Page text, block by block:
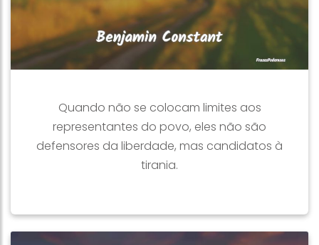
Quando não se colocam limites aos
representantes do povo, eles não são
defensores da liberdade, mas candidatos à
tirania.